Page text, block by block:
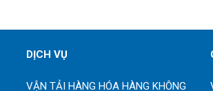
DỊCH VỤ
VẬN TẢI HÀNG HÓA HÀNG KHÔNG